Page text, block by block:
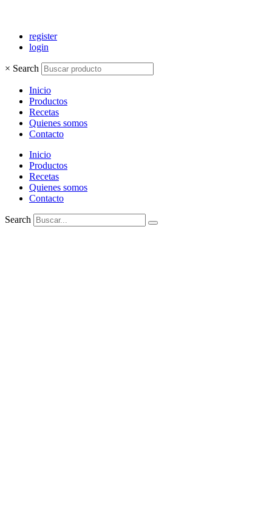
register
login
× Search
Inicio
Productos
Recetas
Quienes somos
Contacto
Inicio
Productos
Recetas
Quienes somos
Contacto
Search